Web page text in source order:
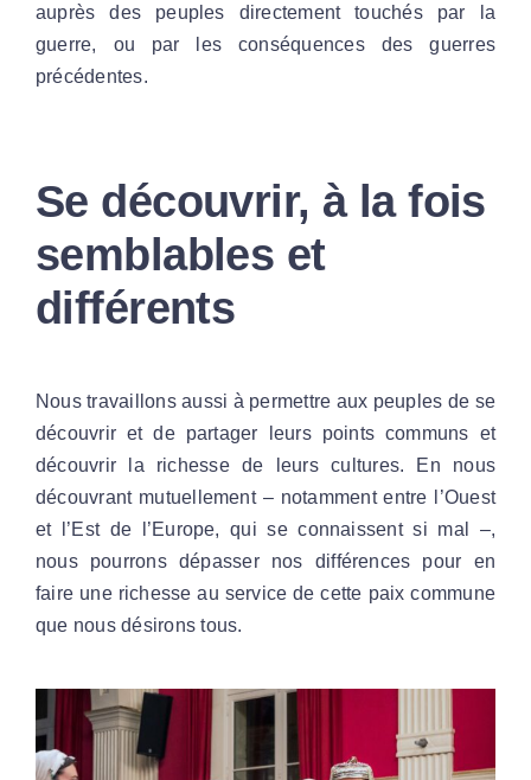
auprès des peuples directement touchés par la
guerre, ou par les conséquences des guerres
précédentes.
Se découvrir, à la fois
semblables et
différents
Nous travaillons aussi à permettre aux peuples de se
découvrir et de partager leurs points communs et
découvrir la richesse de leurs cultures. En nous
découvrant mutuellement – notamment entre l’Ouest
et l’Est de l’Europe, qui se connaissent si mal –,
nous pourrons dépasser nos différences pour en
faire une richesse au service de cette paix commune
que nous désirons tous.